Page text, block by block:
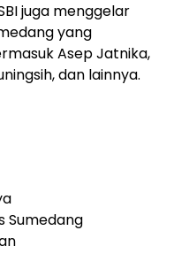
juga menggelar
yang
Asep Jatnika,
dan lainnya.
Sumedang